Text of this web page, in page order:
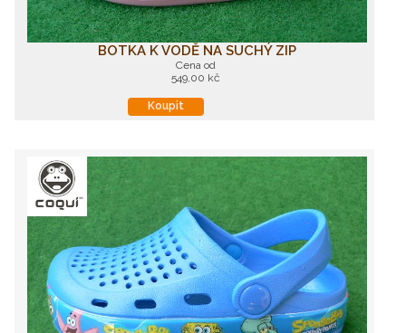
BOTKA K VODĚ NA SUCHÝ ZIP
Cena od
549,00 kč
Koupit